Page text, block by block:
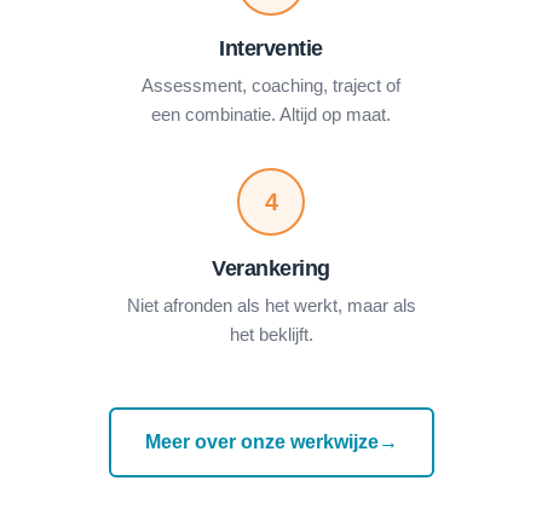
Interventie
Assessment, coaching, traject of
een combinatie. Altijd op maat.
4
Verankering
Niet afronden als het werkt, maar als
het beklijft.
Meer over onze werkwijze→